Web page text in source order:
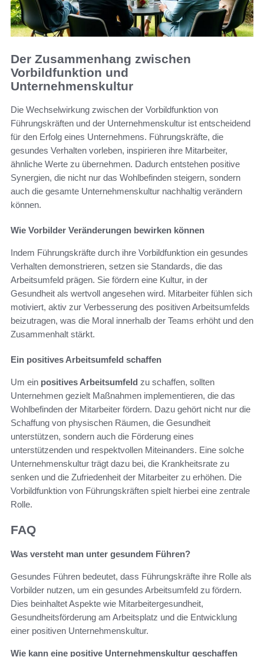
Der Zusammenhang zwischen
Vorbildfunktion und
Unternehmenskultur
Die Wechselwirkung zwischen der Vorbildfunktion von
Führungskräften und der Unternehmenskultur ist entscheidend
für den Erfolg eines Unternehmens. Führungskräfte, die
gesundes Verhalten vorleben, inspirieren ihre Mitarbeiter,
ähnliche Werte zu übernehmen. Dadurch entstehen positive
Synergien, die nicht nur das Wohlbefinden steigern, sondern
auch die gesamte Unternehmenskultur nachhaltig verändern
können.
Wie Vorbilder Veränderungen bewirken können
Indem Führungskräfte durch ihre Vorbildfunktion ein gesundes
Verhalten demonstrieren, setzen sie Standards, die das
Arbeitsumfeld prägen. Sie fördern eine Kultur, in der
Gesundheit als wertvoll angesehen wird. Mitarbeiter fühlen sich
motiviert, aktiv zur Verbesserung des positiven Arbeitsumfelds
beizutragen, was die Moral innerhalb der Teams erhöht und den
Zusammenhalt stärkt.
Ein positives Arbeitsumfeld schaffen
Um ein positives Arbeitsumfeld zu schaffen, sollten
Unternehmen gezielt Maßnahmen implementieren, die das
Wohlbefinden der Mitarbeiter fördern. Dazu gehört nicht nur die
Schaffung von physischen Räumen, die Gesundheit
unterstützen, sondern auch die Förderung eines
unterstützenden und respektvollen Miteinanders. Eine solche
Unternehmenskultur trägt dazu bei, die Krankheitsrate zu
senken und die Zufriedenheit der Mitarbeiter zu erhöhen. Die
Vorbildfunktion von Führungskräften spielt hierbei eine zentrale
Rolle.
FAQ
Was versteht man unter gesundem Führen?
Gesundes Führen bedeutet, dass Führungskräfte ihre Rolle als
Vorbilder nutzen, um ein gesundes Arbeitsumfeld zu fördern.
Dies beinhaltet Aspekte wie Mitarbeitergesundheit,
Gesundheitsförderung am Arbeitsplatz und die Entwicklung
einer positiven Unternehmenskultur.
Wie kann eine positive Unternehmenskultur geschaffen